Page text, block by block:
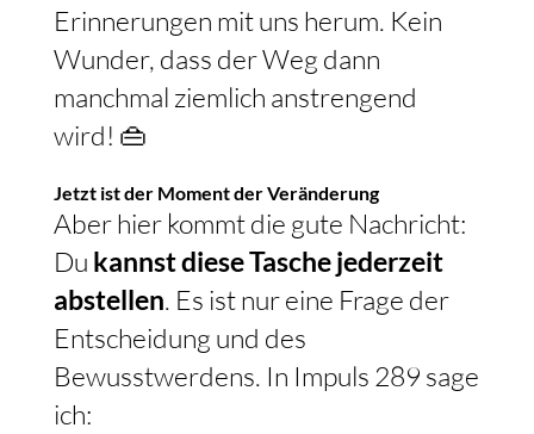
Erinnerungen mit uns herum. Kein
Wunder, dass der Weg dann
manchmal ziemlich anstrengend
wird! 👜
Jetzt ist der Moment der Veränderung
Aber hier kommt die gute Nachricht:
Du kannst diese Tasche jederzeit
abstellen. Es ist nur eine Frage der
Entscheidung und des
Bewusstwerdens. In Impuls 289 sage
ich: